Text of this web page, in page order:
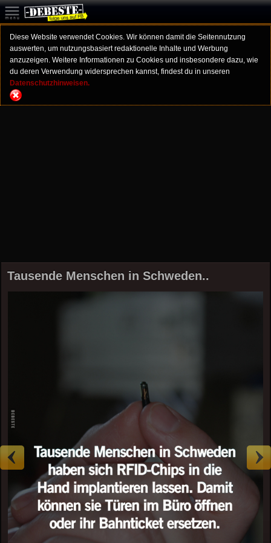
Diese Website verwendet Cookies. Wir können damit die Seitennutzung
auswerten, um nutzungsbasiert redaktionelle Inhalte und Werbung
anzuzeigen. Weitere Informationen zu Cookies und insbesondere dazu, wie
du deren Verwendung widersprechen kannst, findest du in unseren
Datenschutzhinweisen.
Tausende Menschen in Schweden..